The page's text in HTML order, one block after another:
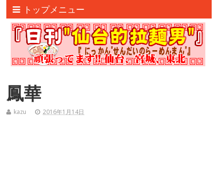
トップメニュー
鳳華
kazu 2016年1月14日